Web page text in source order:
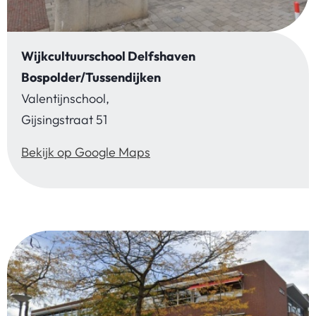
Wijkcultuurschool Delfshaven
Bospolder/Tussendijken
Valentijnschool,
Gijsingstraat 51
Bekijk op Google Maps